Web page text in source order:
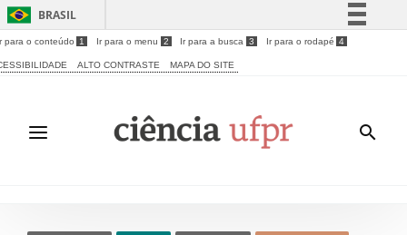
BRASIL
Simplifique!
Acesso à informação
Legislação
para o conteúdo 1 Ir para o menu 2 Ir para a busca 3 Ir para o rodapé 4
ALTO CONTRASTE MAPA DO SITE